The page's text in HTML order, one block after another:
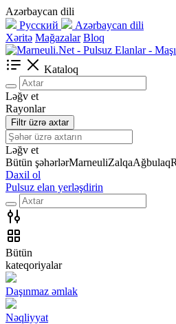
Azərbaycan dili
Русский
Azərbaycan dili
Xəritə Mağazalar Bloq
Kataloq
Ləğv et
Rayonlar
Filtr üzrə axtar
Ləğv et
Bütün şəhərlərMarneuliZalqaAğbulaq
Daxil ol
Pulsuz elan yerləşdirin
Bütün
kateqoriyalar
Daşınmaz əmlak
Nəqliyyat